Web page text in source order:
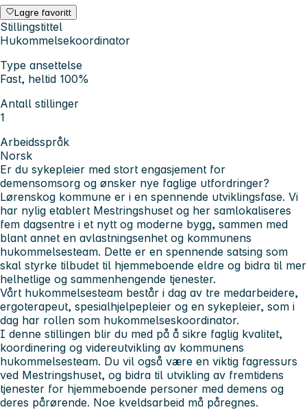
Lagre favoritt
Stillingstittel
Hukommelsekoordinator
Type ansettelse
Fast, heltid 100%
Antall stillinger
1
Arbeidsspråk
Norsk
Er du sykepleier med stort engasjement for
demensomsorg og ønsker nye faglige utfordringer?
Lørenskog kommune er i en spennende utviklingsfase. Vi
har nylig etablert Mestringshuset og her samlokaliseres
fem dagsentre i et nytt og moderne bygg, sammen med
blant annet en avlastningsenhet og kommunens
hukommelsesteam. Dette er en spennende satsing som
skal styrke tilbudet til hjemmeboende eldre og bidra til mer
helhetlige og sammenhengende tjenester.
Vårt hukommelsesteam består i dag av tre medarbeidere,
ergoterapeut, spesialhjelpepleier og en sykepleier, som i
dag har rollen som hukommelseskoordinator.
I denne stillingen blir du med på å sikre faglig kvalitet,
koordinering og videreutvikling av kommunens
hukommelsesteam. Du vil også være en viktig fagressurs
ved Mestringshuset, og bidra til utvikling av fremtidens
tjenester for hjemmeboende personer med demens og
deres pårørende. Noe kveldsarbeid må påregnes.